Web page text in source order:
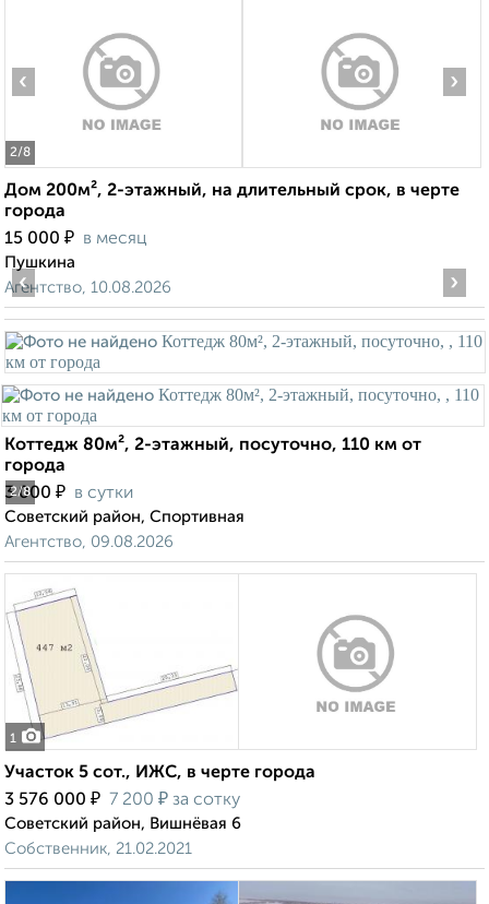
2/8
‹ ›
Дом 200м², 2-этажный, на длительный срок, в черте
города
15 000 ₽ в месяц
Пушкина
Агентство, 10.08.2026
2/8
‹ ›
Коттедж 80м², 2-этажный, посуточно, 110 км от
города
3 000 ₽ в сутки
Советский район, Спортивная
Агентство, 09.08.2026
1
Участок 5 сот., ИЖС, в черте города
3 576 000 ₽ 7 200 ₽ за сотку
Советский район, Вишнёвая 6
Собственник, 21.02.2021